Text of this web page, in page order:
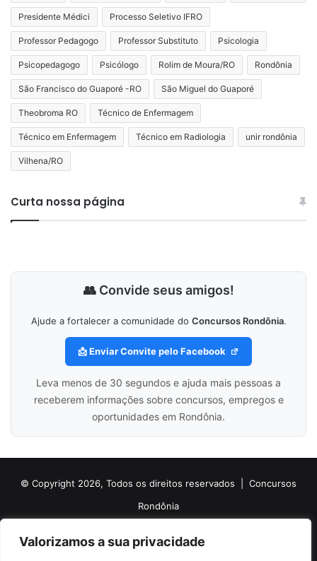
Valorizamos a sua privacidade
Presidente Médici Processo Seletivo IFRO
Professor Pedagogo Professor Substituto Psicologia
Psicopedagogo Psicólogo Rolim de Moura/RO Rondônia
São Francisco do Guaporé -RO São Miguel do Guaporé
Theobroma RO Técnico de Enfermagem
Técnico em Enfermagem Técnico em Radiologia unir rondônia
Vilhena/RO
Curta nossa página
👥 Convide seus amigos!
Ajude a fortalecer a comunidade do Concursos Rondônia.
📩 Enviar Convite pelo Facebook
Leva menos de 30 segundos e ajuda mais pessoas a
receberem informações sobre concursos, empregos e
oportunidades em Rondônia.
© Copyright 2026, Todos os direitos reservados | Concursos
Rondônia
Sobre o Concursos Rondônia